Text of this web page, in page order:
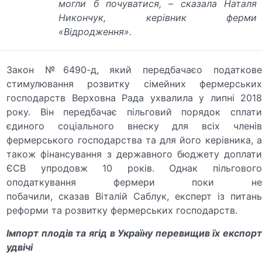
могли б почуватися, – сказала Наталя
Никончук, керівник ферми
«Відродження».
Закон №6490-д, який передбачаєо податкове
стимулювання розвитку сімейних фермерських
господарств Верховна Рада ухвалила у липні 2018
року. Він передбачає пільговий порядок сплати
єдиного соціального внеску для всіх членів
фермерського господарства та для його керівника, а
також фінансування з державного бюджету доплати
ЄСВ упродовж 10 років. Однак пільгового
оподаткування фермери поки не
побачили, сказав Віталій Саблук, експерт із питань
реформи та розвитку фермерських господарств.
Імпорт плодів та ягід в Україну перевищив їх експорт
удвічі